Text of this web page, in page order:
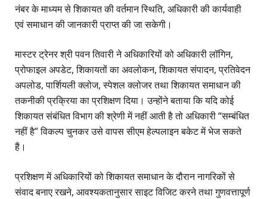
नंबर के माध्यम से शिकायत की वर्तमान स्थिति, अधिकारी की कार्यवाही
एवं समाधान की जानकारी प्राप्त की जा सकेगी।
मास्टर ट्रेनर श्री पवन तिवारी ने अधिकारियों को अधिकारी लॉगिन,
प्रोफाइल अपडेट, शिकायतों का अवलोकन, शिकायत संपादन, प्रतिवेदन
अपलोड, पार्शियली क्लोज, स्पेशल क्लोजर तथा शिकायत समाधान की
तकनीकी प्रक्रिया का प्रशिक्षण दिया। उन्होंने बताया कि यदि कोई
शिकायत संबंधित विभाग की श्रेणी में नहीं आती है तो अधिकारी “सम्बंधित
नहीं है” विकल्प चुनकर उसे वापस सीएम हेल्पलाइन बकेट में भेज सकते
हैं।
प्रशिक्षण में अधिकारियों को शिकायत समाधान के दौरान नागरिकों से
संवाद बनाए रखने, आवश्यकतानुसार साइट विजिट करने तथा गुणवत्तापूर्ण